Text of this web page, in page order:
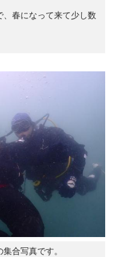
春になって来て少し数
合写真です。